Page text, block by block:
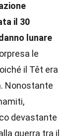
il 30
lunare
le
il Têt era
Nonostante
devastante
guerra tra il